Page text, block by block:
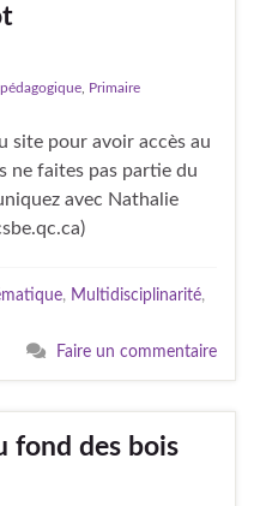
Primaire
site pour avoir accès au
ne faites pas partie du
avec Nathalie
, Multidisciplinarité,
Faire un commentaire
fond des bois